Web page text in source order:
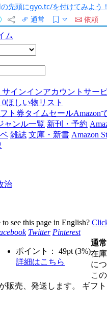
先頭にgyo.tc/を付けてみよう！
通常
依頼